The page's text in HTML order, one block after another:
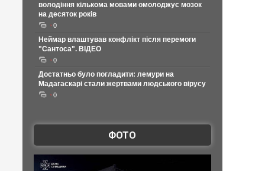
володіння кількома мовами омолоджує мозок
на десяток років
0
Неймар влаштував конфлікт після перемоги
"Сантоса". ВІДЕО
0
Достатньо було погладити: лемури на
Мадагаскарі стали жертвами людського вірусу
0
ФОТО